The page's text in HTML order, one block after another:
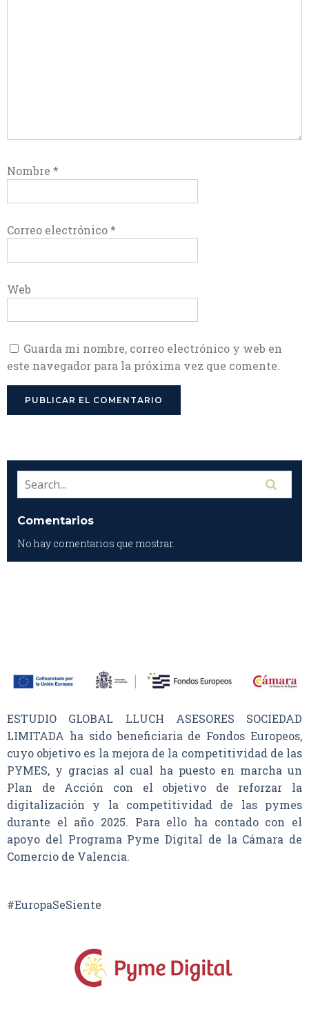
Nombre *
Correo electrónico*
Web
Guarda mi nombre, correo electrónico y web en
este navegador para la próxima vez que comente.
Comentarios
No hay comentarios que mostrar.
ESTUDIO GLOBAL LLUCH ASESORES SOCIEDAD
LIMITADA ha sido beneficiaria de Fondos Europeos,
cuyo objetivo es la mejora de la competitividad de las
PYMES, y gracias al cual ha puesto en marcha un
Plan de Acción con el objetivo de reforzar la
digitalización y la competitividad de las pymes
durante el año 2025. Para ello ha contado con el
apoyo del Programa Pyme Digital de la Cámara de
Comercio de Valencia.
#EuropaSeSiente